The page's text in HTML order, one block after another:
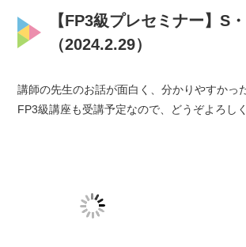
【FP3級プレセミナー】S
（2024.2.29）
講師の先生のお話が面白く、分かりやすかっ
FP3級講座も受講予定なので、どうぞよろし